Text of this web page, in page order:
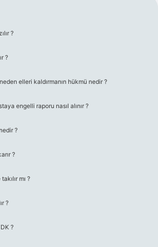
?
?
elleri kaldırmanın hükmü nedir ?
engelli raporu nasıl alınır ?
?
?
mı ?
?
?